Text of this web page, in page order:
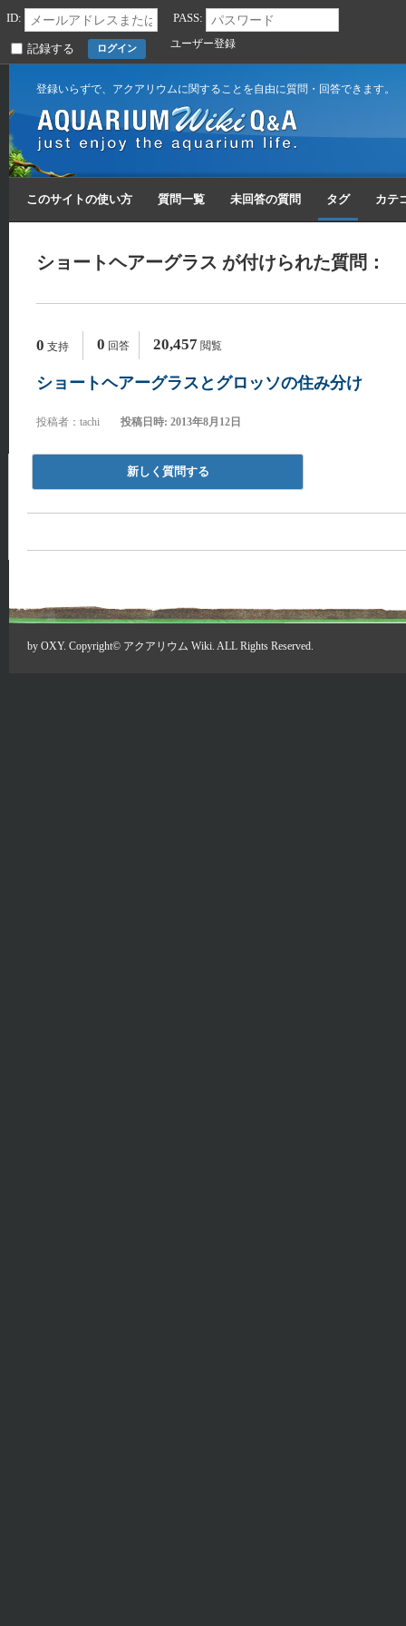
ID: PASS:
記録する ユーザー登録
登録いらずで、アクアリウムに関することを自由に質問・回答できます。
このサイトの使い方 質問一覧 未回答の質問 タグ カテ
ショートヘアーグラス が付けられた質問：
0 支持 0 回答 20,457 閲覧
ショートヘアーグラスとグロッソの住み分け
投稿者：tachi 投稿日時: 2013年8月12日
新しく質問する
by OXY. Copyright© アクアリウム Wiki . ALL Rights Reserved.